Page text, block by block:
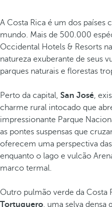
A Costa Rica é um dos
mundo. Mais de 500.000
Occidental Hotels & Resorts
natureza exuberante de seus
parques naturais e florestas
Perto da capital, San José,
charme rural intocado que
impressionante Parque
as pontes suspensas que
oferecem uma perspectiva
enquanto o lago e vulcão
marco termal.
Outro pulmão verde da Costa
Tortuguero, uma selva densa